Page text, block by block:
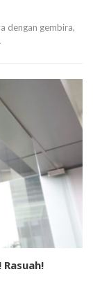
dengan gembira,